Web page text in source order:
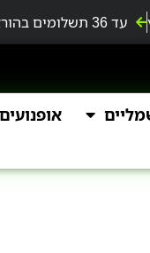
עד 36 תשלומים בהוראת קבע ללא תפיסת מסגרת אשראי
אופנועים ו4